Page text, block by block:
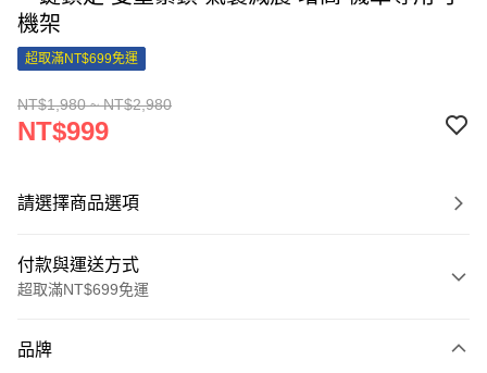
機架
超取滿NT$699免運
NT$1,980 ~ NT$2,980
NT$999
請選擇商品選項
付款與運送方式
超取滿NT$699免運
信用卡一次付款
品牌